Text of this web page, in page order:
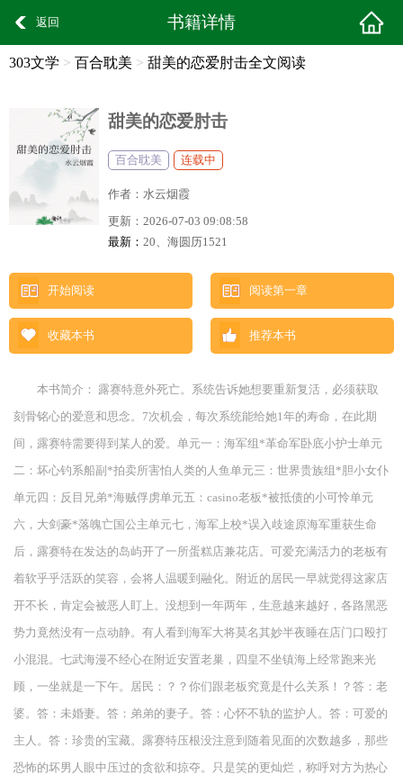
返回 书籍详情
303文学 > 百合耽美 > 甜美的恋爱肘击全文阅读
甜美的恋爱肘击
百合耽美 连载中
作者： 水云烟霞
更新： 2026-07-03 09:08:58
最新： 20、海圆历1521
开始阅读 阅读第一章
收藏本书 推荐本书
本书简介： 露赛特意外死亡。系统告诉她想要重新复活，必须获取
刻骨铭心的爱意和思念。7次机会，每次系统能给她1年的寿命，在此期
间，露赛特需要得到某人的爱。单元一：海军组*革命军卧底小护士单元
二：坏心钓系船副*拍卖所害怕人类的人鱼单元三：世界贵族组*胆小女仆
单元四：反目兄弟*海贼俘虏单元五：casino老板*被抵债的小可怜单元
六，大剑豪*落魄亡国公主单元七，海军上校*误入歧途原海军重获生命
后，露赛特在发达的岛屿开了一所蛋糕店兼花店。可爱充满活力的老板有
着软乎乎活跃的笑容，会将人温暖到融化。附近的居民一早就觉得这家店
开不长，肯定会被恶人盯上。没想到一年两年，生意越来越好，各路黑恶
势力竟然没有一点动静。有人看到海军大将莫名其妙半夜睡在店门口殴打
小混混。七武海漫不经心在附近安置老巢，四皇不坐镇海上经常跑来光
顾，一坐就是一下午。居民：？？你们跟老板究竟是什么关系！？答：老
婆。答：未婚妻。答：弟弟的妻子。答：心怀不轨的监护人。答：可爱的
主人。答：珍贵的宝藏。露赛特压根没注意到随着见面的次数越多，那些
恐怖的坏男人眼中压过的贪欲和掠夺。只是笑的更灿烂，称呼对方为热心